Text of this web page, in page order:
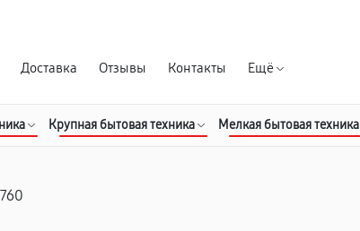
Доставка Отзывы Контакты Ещё
Крупная бытовая техника Мелкая бытовая техника